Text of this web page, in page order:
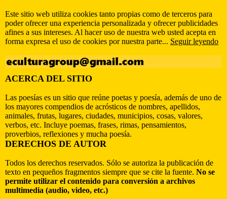
Este sitio web utiliza cookies tanto propias como de terceros para
poder ofrecer una experiencia personalizada y ofrecer publicidades
afines a sus intereses. Al hacer uso de nuestra web usted acepta en
forma expresa el uso de cookies por nuestra parte... Seguir leyendo
ACERCA DEL SITIO
Las poesías es un sitio que reúne poetas y poesía, además de uno de
los mayores compendios de acrósticos de nombres, apellidos,
animales, frutas, lugares, ciudades, municipios, cosas, valores,
verbos, etc. Incluye poemas, frases, rimas, pensamientos,
proverbios, reflexiones y mucha poesía.
DERECHOS DE AUTOR
Todos los derechos reservados. Sólo se autoriza la publicación de
texto en pequeños fragmentos siempre que se cite la fuente. No se
permite utilizar el contenido para conversión a archivos
multimedia (audio, video, etc.)